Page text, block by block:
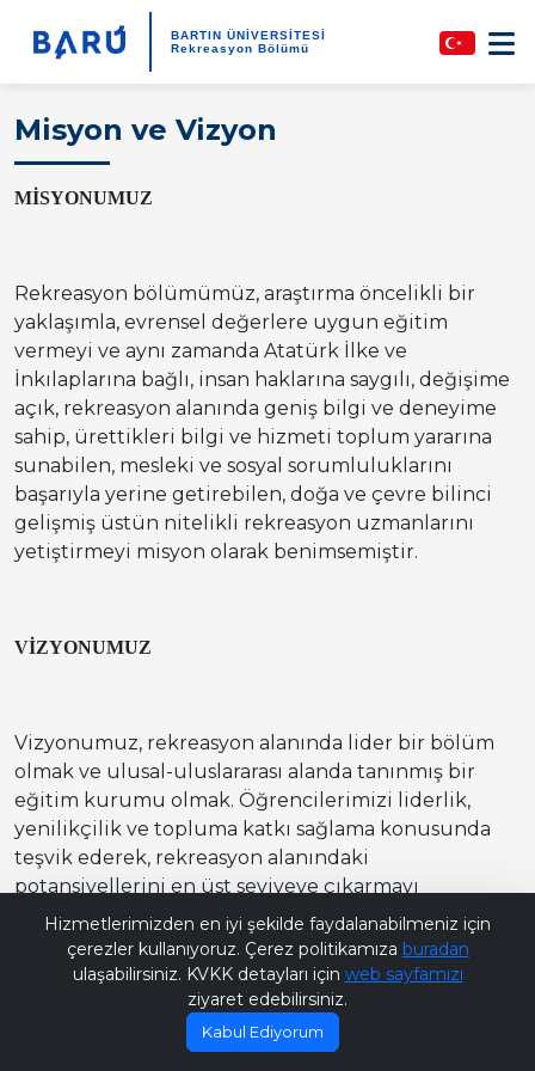
BARTIN ÜNİVERSİTESİ
Rekreasyon Bölümü
Misyon ve Vizyon
MİSYONUMUZ
Rekreasyon bölümümüz, araştırma öncelikli bir
yaklaşımla, evrensel değerlere uygun eğitim
vermeyi ve aynı zamanda Atatürk İlke ve
İnkılaplarına bağlı, insan haklarına saygılı, değişime
açık, rekreasyon alanında geniş bilgi ve deneyime
sahip, ürettikleri bilgi ve hizmeti toplum yararına
sunabilen, mesleki ve sosyal sorumluluklarını
başarıyla yerine getirebilen, doğa ve çevre bilinci
gelişmiş üstün nitelikli rekreasyon uzmanlarını
yetiştirmeyi misyon olarak benimsemiştir.
VİZYONUMUZ
Vizyonumuz, rekreasyon alanında lider bir bölüm
olmak ve ulusal-uluslararası alanda tanınmış bir
eğitim kurumu olmak. Öğrencilerimizi liderlik,
yenilikçilik ve topluma katkı sağlama konusunda
teşvik ederek, rekreasyon alanındaki
potansiyellerini en üst seviyeye çıkarmayı
hedefliyoruz.
Hizmetlerimizden en iyi şekilde faydalanabilmeniz için
çerezler kullanıyoruz. Çerez politikamıza buradan
ulaşabilirsiniz. KVKK detayları için web sayfamızı
ziyaret edebilirsiniz.
Kabul Ediyorum
Bana Soru Sor | Ask Me